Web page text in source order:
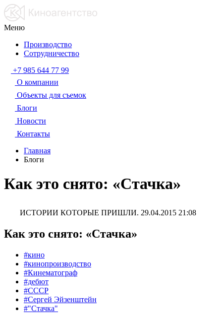
Меню
Производство
Сотрудничество
+7 985 644 77 99
О компании
Объекты для съемок
Блоги
Новости
Контакты
Главная
Блоги
Как это снято: «Стачка»
ИСТОРИИ КОТОРЫЕ ПРИШЛИ. 29.04.2015 21:08
Как это снято: «Стачка»
#кино
#кинопроизводство
#Кинематограф
#дебют
#СССР
#Сергей Эйзенштейн
#"Стачка"